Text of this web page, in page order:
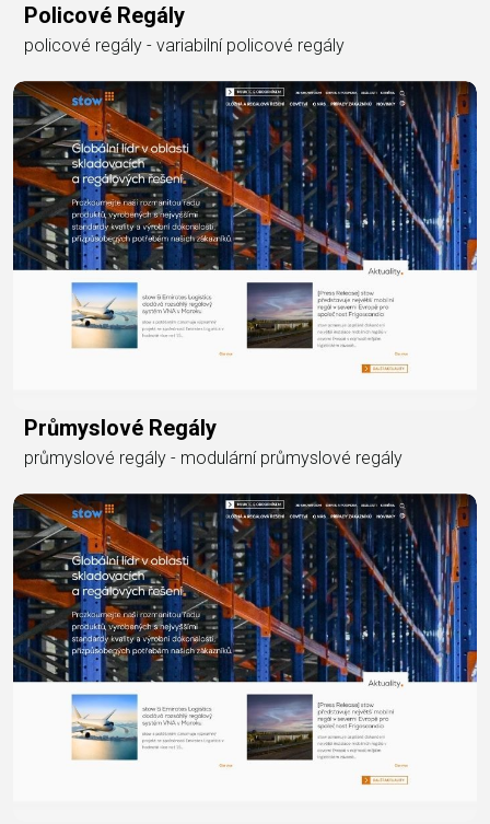
Policové Regály
policové regály - variabilní policové regály
Průmyslové Regály
průmyslové regály - modulární průmyslové regály